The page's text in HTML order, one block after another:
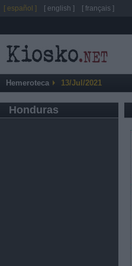
Hemeroteca 13/Jul/2021
Honduras
[ español ] [ english ] [ français ]